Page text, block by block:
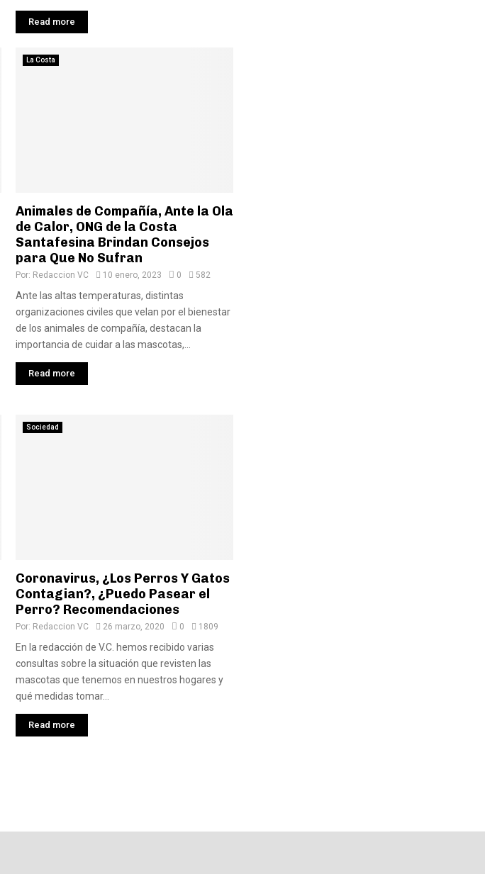
Read more
La Costa
Animales de Compañía, Ante la Ola
de Calor, ONG de la Costa
Santafesina Brindan Consejos
para Que No Sufran
Por: Redaccion VC 10 enero, 2023 0 582
Ante las altas temperaturas, distintas
organizaciones civiles que velan por el bienestar
de los animales de compañía, destacan la
importancia de cuidar a las mascotas,...
Read more
Sociedad
Coronavirus, ¿Los Perros Y Gatos
Contagian?, ¿Puedo Pasear el
Perro? Recomendaciones
Por: Redaccion VC 26 marzo, 2020 0 1809
En la redacción de V.C. hemos recibido varias
consultas sobre la situación que revisten las
mascotas que tenemos en nuestros hogares y
qué medidas tomar...
Read more